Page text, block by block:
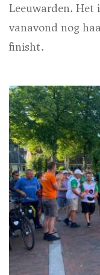
Leeuwarden. Het
vanavond nog
finisht.